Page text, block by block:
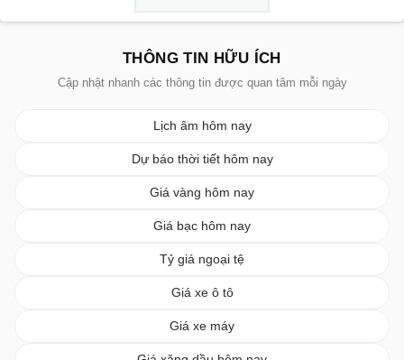
THÔNG TIN HỮU ÍCH
Cập nhật nhanh các thông tin được quan tâm mỗi ngày
Lịch âm hôm nay
Dự báo thời tiết hôm nay
Giá vàng hôm nay
Giá bạc hôm nay
Tỷ giá ngoại tệ
Giá xe ô tô
Giá xe máy